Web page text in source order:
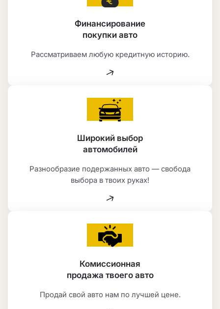
Финансирование
покупки авто
Рассматриваем любую кредитную историю.
Широкий выбор
автомобилей
Разнообразие подержанных авто — свобода
выбора в твоих руках!
Комиссионная
продажа твоего авто
Продай свой авто нам по лучшей цене.